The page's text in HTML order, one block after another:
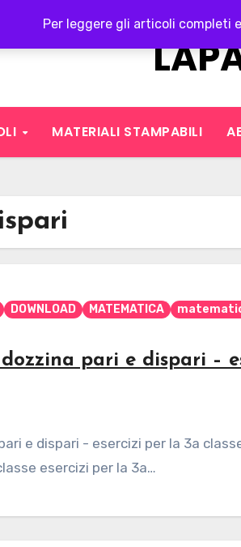
Per leggere gli articoli completi
MATERIALI STAMPABILI
DOWNLOAD MATEMATICA
pari e dispari –
e dispari - esercizi per la 3a
esercizi per la 3a…